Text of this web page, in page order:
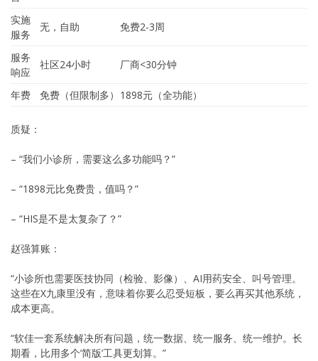
实施
服务
无，自助 免费2-3周
服务
响应
社区24小时 厂商<30分钟
年费 免费（但限制多） 1898元（全功能）
质疑：
– “我们小诊所，需要这么多功能吗？”
– “1898元比免费贵，值吗？”
– “HIS是不是太复杂了？”
赵强算账：
“小诊所也需要医技协同（检验、影像）、AI用药安全、叫号管理。
这些在X九康里没有，意味着你要么忍受短板，要么再买其他系统，
成本更高。
“软佳一套系统解决所有问题，统一数据、统一服务、统一维护。长
期看，比用多个’简版’工具更划算。”